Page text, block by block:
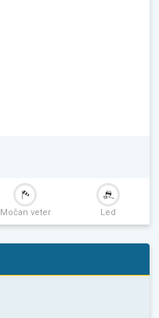
Močan veter Led